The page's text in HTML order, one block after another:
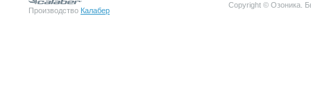
Производство Калабер
Copyright © Озоника.